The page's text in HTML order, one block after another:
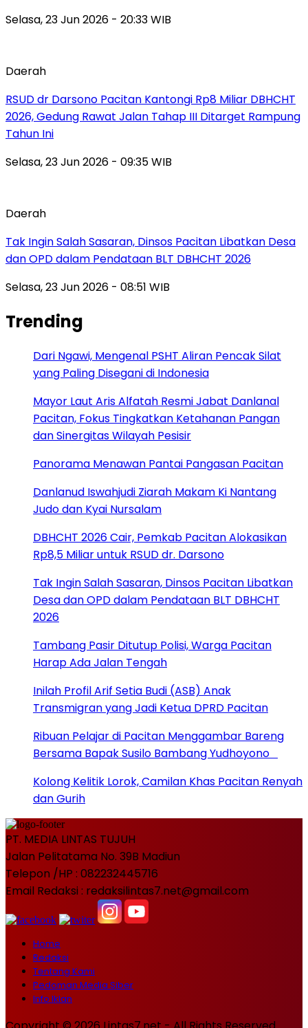
Selasa, 23 Jun 2026 - 20:33 WIB
Daerah
RSUD dr Darsono Pacitan Kantongi Rp8 Miliar DBHCHT
2026, Gedung Rawat Jalan Tahap III Ditarget Rampung
Tahun Ini
Selasa, 23 Jun 2026 - 09:35 WIB
Daerah
Tak Ingin Salah Sasaran, Dinsos Pacitan Libatkan Desa
dan OPD dalam Pendataan BLT DBHCHT 2026
Selasa, 23 Jun 2026 - 08:51 WIB
Trending
Dari Ngawi, Mengenal PSHT Aliran Pencak Silat
yang Paling Disegani di Indonesia
Mayor Laut Aris Alfatah Resmi Jabat Danlanal
Pacitan, Fokus Tingkatkan Ketahanan Pangan
dan Sinergitas Wilayah Pesisir
Panorama Menawan Pantai Pangasan Pacitan
Danlanud Iswahjudi Ziarah Makam Ki Nantang
Judo dan Kyai Nursalam
DBHCHT 2026 Cair, Pemkab Pacitan Alokasikan
Rp8,5 Miliar untuk RSUD dr. Darsono
Tak Ingin Salah Sasaran, Dinsos Pacitan Libatkan
Desa dan OPD dalam Pendataan BLT DBHCHT
2026
Tambang Pasir Ditutup Polisi, Warga Pacitan
Harap Ada Jalan Tengah
Inilah Profil Arif Setia Budi (ASB) Anak
Transmigran yang Jadi Ketua DPRD Pacitan
Ribuan Pelajar di Pacitan Menggambar Bareng
Bersama Bapak Susilo Bambang Yudhoyono
Kolong Kelitik Lorok, Camilan Khas Pacitan Renyah
dan Gurih
PT. MEDIA LINTAS TUJUH
Jalan Pelitatama No. 39B Madiun
Telepon /HP : 082232445716
Email Redaksi : redaksilintas7.net@gmail.com
Home
Redaksi
Tentang Kami
Pedoman Media Siber
Info Iklan